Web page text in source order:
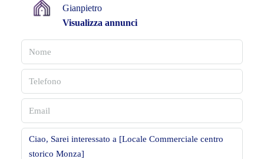
Gianpietro
Visualizza annunci